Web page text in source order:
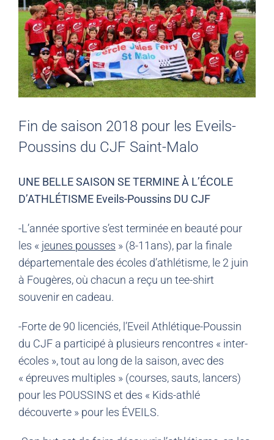
Fin de saison 2018 pour les Eveils-
Poussins du CJF Saint-Malo
UNE BELLE SAISON SE TERMINE À L’ÉCOLE
D’ATHLÉTISME Eveils-Poussins DU CJF
-L’année sportive s’est terminée en beauté pour
les « jeunes pousses » (8-11ans), par la finale
départementale des écoles d’athlétisme, le 2 juin
à Fougères, où chacun a reçu un tee-shirt
souvenir en cadeau.
-Forte de 90 licenciés, l’Eveil Athlétique-Poussin
du CJF a participé à plusieurs rencontres « inter-
écoles », tout au long de la saison, avec des
« épreuves multiples » (courses, sauts, lancers)
pour les POUSSINS et des « Kids-athlé
découverte » pour les ÉVEILS.